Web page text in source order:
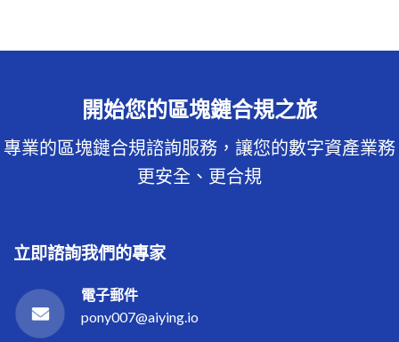
開始您的區塊鏈合規之旅
專業的區塊鏈合規諮詢服務，讓您的數字資產業務
更安全、更合規
立即諮詢我們的專家
電子郵件
pony007@aiying.io